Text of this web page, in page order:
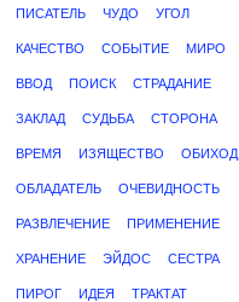
ПИСАТЕЛЬ ЧУДО УГОЛ
КАЧЕСТВО СОБЫТИЕ МИРО
ВВОД ПОИСК СТРАДАНИЕ
ЗАКЛАД СУДЬБА СТОРОНА
ВРЕМЯ ИЗЯЩЕСТВО ОБИХОД
ОБЛАДАТЕЛЬ ОЧЕВИДНОСТЬ
РАЗВЛЕЧЕНИЕ ПРИМЕНЕНИЕ
ХРАНЕНИЕ ЭЙДОС СЕСТРА
ПИРОГ ИДЕЯ ТРАКТАТ